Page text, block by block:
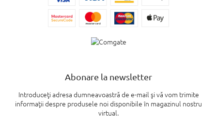
Abonare la newsletter
Introduceţi adresa dumneavoastră de e-mail şi vă vom trimite
informaţii despre produsele noi disponibile în magazinul nostru
virtual.